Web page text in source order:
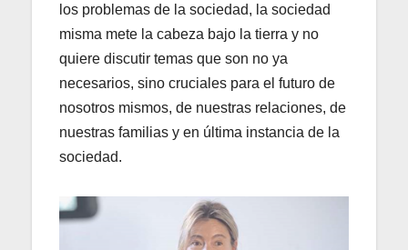
los problemas de la sociedad, la sociedad
misma mete la cabeza bajo la tierra y no
quiere discutir temas que son no ya
necesarios, sino cruciales para el futuro de
nosotros mismos, de nuestras relaciones, de
nuestras familias y en última instancia de la
sociedad.